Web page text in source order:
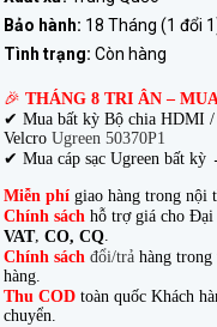
Bảo hành: 18 Tháng (1 đổi
Tình trạng: Còn hàng
🎉 THÁNG 8 TRI ÂN –
✔ Mua bất kỳ Bộ chia HDMI /
Velcro Ugreen 50370P1
✔ Mua cáp sạc Ugreen bất kỳ
Miễn phí giao hàng trong nội
Chính sách hỗ trợ giá cho
VAT, CO, CQ.
Chính sách đổi/trả hàng
hàng.
Thu COD toàn quốc Khách
chuyển.